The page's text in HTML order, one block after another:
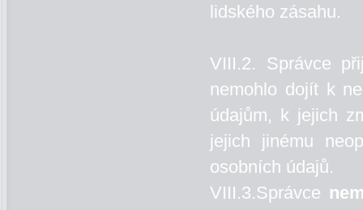
lidského zásahu.
VIII.2. Správce
nemohlo dojít k
údajům, k jejich
jejich jinému
osobních údajů.
VIII.3.Správce